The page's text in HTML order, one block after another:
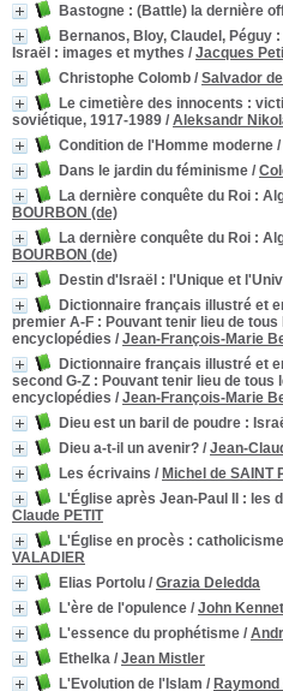
Bastogne : (Battle) la dernière
Bernanos, Bloy, Claudel,
Israël : images et mythes / Jacques
Christophe Colomb / Salvador
Le cimetière des innocents :
soviétique, 1917-1989 / Aleksandr
Condition de l'Homme moderne /
Dans le jardin du féminisme /
La dernière conquête du Roi :
BOURBON (de)
La dernière conquête du Roi :
BOURBON (de)
Destin d'Israël : l'Unique et
Dictionnaire français illustré et
premier A-F : Pouvant tenir lieu de
encyclopédies / Jean-François-Marie
Dictionnaire français illustré et
second G-Z : Pouvant tenir lieu de tous
encyclopédies / Jean-François-Marie
Dieu est un baril de poudre :
Dieu a-t-il un avenir? / Jean-
Les écrivains / Michel de SAINT
L'Église après Jean-Paul II
: les
Claude PETIT
L'Église en procès :
VALADIER
Elias Portolu / Grazia Deledda
L'ère de l'opulence / John
L'essence du prophétisme /
Ethelka / Jean Mistler
L'Evolution de l'Islam /